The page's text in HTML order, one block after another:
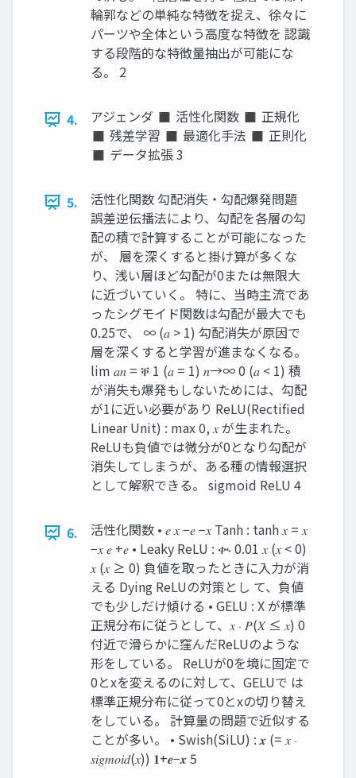
輪郭などの単純な特徴を捉え、徐々に
パーツや全体という高度な特徴を 認識
する段階的な特徴量抽出が可能にな
る。 2
4.
アジェンダ ◼ 活性化関数 ◼ 正規化
◼ 残差学習 ◼ 最適化手法 ◼ 正則化
◼ データ拡張 3
5.
活性化関数 勾配消失・勾配爆発問題
誤差逆伝播法により、勾配を各層の勾
配の積で計算することが可能になった
が、 層を深くすると掛け算が多くな
り、浅い層ほど勾配が0または無限大
に近づいていく。 特に、当時主流であ
ったシグモイド関数は勾配が最大でも
0.25で、 ∞ (𝑎 > 1) 勾配消失が原因で
層を深くすると学習が進まなくなる。
lim 𝑎𝑛 = ቐ 1 (𝑎 = 1) 𝑛→∞ 0 (𝑎 < 1) 積
が消失も爆発もしないためには、勾配
が1に近い必要があり ReLU(Rectified
Linear Unit) : max 0, 𝑥 が生まれた。
ReLUも負値では微分が0となり勾配が
消失してしまうが、ある種の情報選択
として解釈できる。 sigmoid ReLU 4
6.
活性化関数 • 𝑒 𝑥 −𝑒 −𝑥 Tanh : tanh 𝑥 = 𝑥
−𝑥 𝑒 +𝑒 • Leaky ReLU : ቊ 0.01 𝑥 (𝑥 < 0)
𝑥 (𝑥 ≥ 0) 負値を取ったときに入力が消
える Dying ReLUの対策とし て、負値
でも少しだけ傾ける • GELU : X が標準
正規分布に従うとして、𝑥 ⋅ 𝑃(𝑋 ≤ 𝑥) 0
付近で滑らかに窪んだReLUのような
形をしている。 ReLUが0を境に固定で
0とxを変えるのに対して、GELUで は
標準正規分布に従って0とxの切り替え
をしている。 計算量の問題で近似する
ことが多い。 • Swish(SiLU) : 𝒙 (= 𝑥 ⋅
𝑠𝑖𝑔𝑚𝑜𝑖𝑑(𝑥)) 𝟏+𝒆−𝒙 5